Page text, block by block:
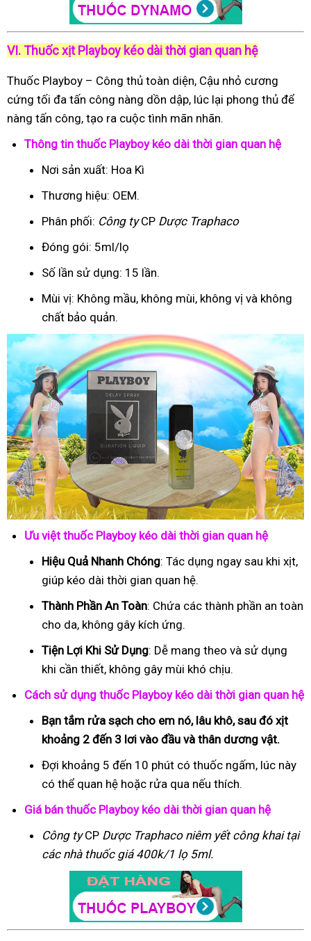
VI. Thuốc xịt Playboy kéo dài thời gian quan hệ
Thuốc Playboy – Công thủ toàn diện, Cậu nhỏ cương
cứng tối đa tấn công nàng dồn dập, lúc lại phong thủ để
nàng tấn công, tạo ra cuộc tình mãn nhãn.
Thông tin thuốc Playboy kéo dài thời gian quan hệ
Nơi sản xuất: Hoa Kì
Thương hiệu: OEM.
Phân phối: Công tyCP Dược Traphaco
Đóng gói: 5ml/lọ
Số lần sử dụng: 15 lần.
Mùi vị: Không mầu, không mùi, không vị và không
chất bảo quản.
Ưu việt thuốc Playboy kéo dài thời gian quan hệ
Hiệu Quả Nhanh Chóng: Tác dụng ngay sau khi xịt,
giúp kéo dài thời gian quan hệ.
Thành Phần An Toàn: Chứa các thành phần an toàn
cho da, không gây kích ứng.
Tiện Lợi Khi Sử Dụng: Dễ mang theo và sử dụng
khi cần thiết, không gây mùi khó chịu.
Cách sử dụng thuốc Playboy kéo dài thời gian quan hệ
Bạn tắm rửa sạch cho em nó, lâu khô, sau đó xịt
khoảng 2 đến 3 lơi vào đầu và thân dương vật.
Đợi khoảng 5 đến 10 phút có thuốc ngấm, lúc này
có thể quan hệ hoặc rửa qua nếu thích.
Giá bán thuốc Playboy kéo dài thời gian quan hệ
Công tyCP Dược Traphaconiêm yết công khai tại
các nhà thuốc giá 400k/1 lọ 5ml.